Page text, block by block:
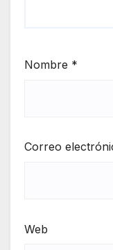
Nombre *
Correo
Web